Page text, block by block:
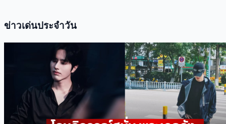
ข่าวเด่นประจำวัน